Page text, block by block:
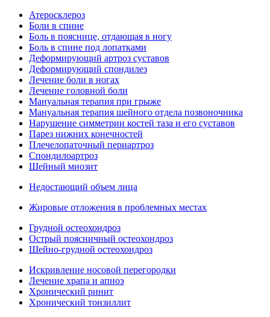
Атеросклероз
Боли в спине
Боль в пояснице, отдающая в ногу
Боль в спине под лопатками
Деформирующий артроз суставов
Деформирующий спондилез
Лечение боли в ногах
Лечение головной боли
Мануальная терапия при грыже
Мануальная терапия шейного отдела позвоночника
Нарушение симметрии костей таза и его суставов
Парез нижних конечностей
Плечелопаточный периартроз
Спондилоартроз
Шейный миозит
Недостающий объем лица
Жировые отложения в проблемных местах
Грудной остеохондроз
Острый поясничный остеохондроз
Шейно-грудной остеохондроз
Искривление носовой перегородки
Лечение храпа и апноэ
Хронический ринит
Хронический тонзиллит